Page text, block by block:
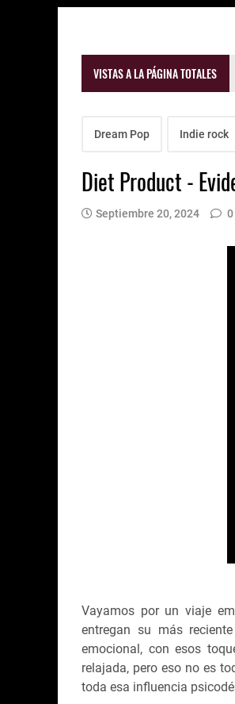
VISTAS A LA PÁGINA TOTALES
Dream Pop Indie rock
Diet Product -
Septiembre 20, 2024 0
Vayamos por un viaje
entregan su más
emocional, con esos
relajada, pero eso no es
toda esa influencia